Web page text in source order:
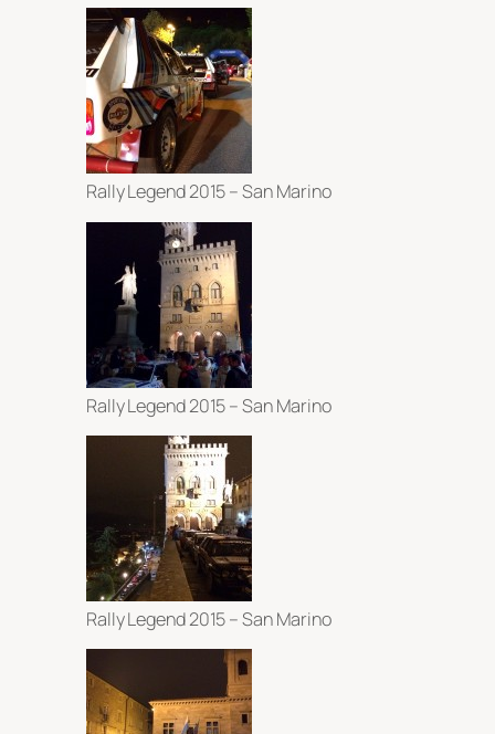
Rally Legend 2015 – San Marino
Rally Legend 2015 – San Marino
Rally Legend 2015 – San Marino